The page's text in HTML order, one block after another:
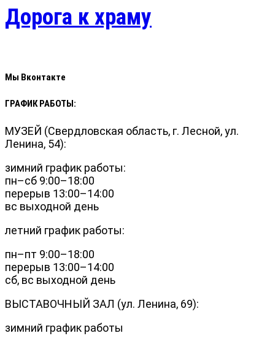
Дорога к храму
Мы Вконтакте
ГРАФИК РАБОТЫ:
МУЗЕЙ (Свердловская область, г. Лесной, ул.
Ленина, 54):
зимний график работы:
пн–сб 9:00–18:00
перерыв 13:00–14:00
вс выходной день
летний график работы:
пн–пт 9:00–18:00
перерыв 13:00–14:00
сб, вс выходной день
ВЫСТАВОЧНЫЙ ЗАЛ (ул. Ленина, 69):
зимний график работы